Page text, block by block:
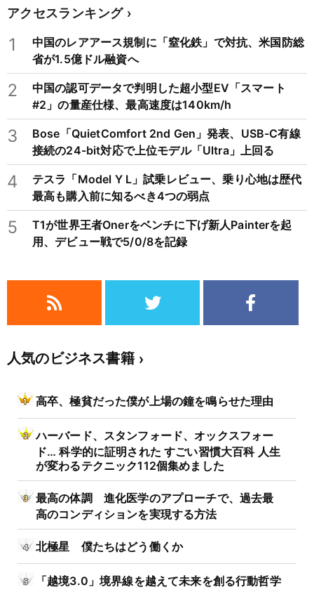
アクセスランキング
1
中国のレアアース規制に「窒化鉄」で対抗、米国防総
省が1.5億ドル融資へ
2
中国の認可データで判明した超小型EV「スマート
#2」の量産仕様、最高速度は140km/h
3
Bose「QuietComfort 2nd Gen」発表、USB-C有線
接続の24-bit対応で上位モデル「Ultra」上回る
4
テスラ「Model Y L」試乗レビュー、乗り心地は歴代
最高も購入前に知るべき4つの弱点
5
T1が世界王者Onerをベンチに下げ新人Painterを起
用、デビュー戦で5/0/8を記録
人気のビジネス書籍
高卒、極貧だった僕が上場の鐘を鳴らせた理由
ハーバード、スタンフォード、オックスフォー
ド… 科学的に証明された すごい習慣大百科 人生
が変わるテクニック112個集めました
最高の体調 進化医学のアプローチで、過去最
高のコンディションを実現する方法
北極星 僕たちはどう働くか
「越境3.0」境界線を越えて未来を創る行動哲学